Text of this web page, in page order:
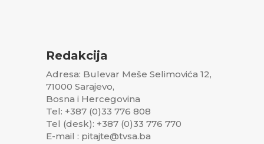
Redakcija
Adresa: Bulevar Meše Selimovića 12,
71000 Sarajevo,
Bosna i Hercegovina
Tel: +387 (0)33 776 808
Tel (desk): +387 (0)33 776 770
E-mail : pitajte@tvsa.ba